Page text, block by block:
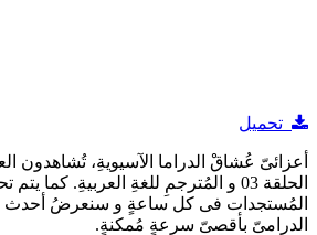
تحميل
أعزائىّ عُشاقْ الدراما الآسيويةِ، تُشاهدون
الحلقة 03 و المُترجمِ للغةِ العربيةِ. كما
المُستجدات فى كل ساعةٍ و سنعرضُ أحدث
الدرامىّ بأقصىّ سرعةٍ مُمكنةٍ.